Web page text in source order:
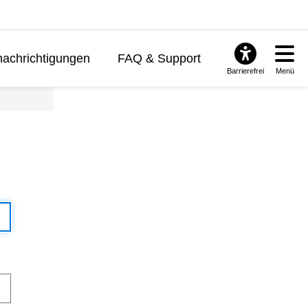
FAQ & Support
Barrierefrei Menü